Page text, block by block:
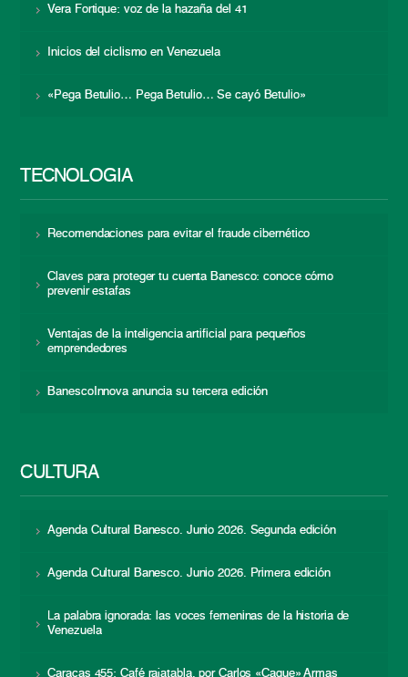
Vera Fortique: voz de la hazaña del 41
Inicios del ciclismo en Venezuela
«Pega Betulio… Pega Betulio… Se cayó Betulio»
TECNOLOGÍA
Recomendaciones para evitar el fraude cibernético
Claves para proteger tu cuenta Banesco: conoce cómo
prevenir estafas
Ventajas de la inteligencia artificial para pequeños
emprendedores
BanescoInnova anuncia su tercera edición
CULTURA
Agenda Cultural Banesco. Junio 2026. Segunda edición
Agenda Cultural Banesco. Junio 2026. Primera edición
La palabra ignorada: las voces femeninas de la historia de
Venezuela
Caracas 455: Café rajatabla, por Carlos «Caque» Armas